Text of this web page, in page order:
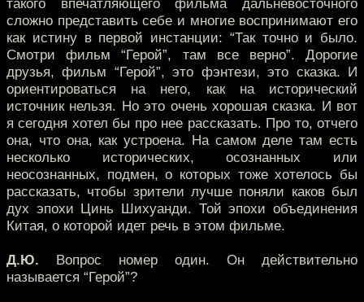
такого впечатляющего фильма дальневосточного
сложно представить себе и многие воспринимают его
как истину в первой инстанции: “Так точно и было.
Смотри фильм “Герой”, там все верно”. Дорогие
друзья, фильм “Герой”, это фэнтези, это сказка. И
ориентироваться на него, как на исторический
источник нельзя. Но это очень хорошая сказка. И вот
я сегодня хотел бы про нее рассказать. Про то, отчего
она, что она, как устроена. На самом деле там есть
несколько исторических, осознанных или
неосознанных, подмен, о которых тоже хотелось бы
рассказать, чтобы зрители лучше поняли каков был
дух эпохи Цинь Шихуанди. Той эпохи объединения
Китая, о которой идет речь в этом фильме.
Д.Ю. Вопрос номер один. Он действительно
называется “Герой”?